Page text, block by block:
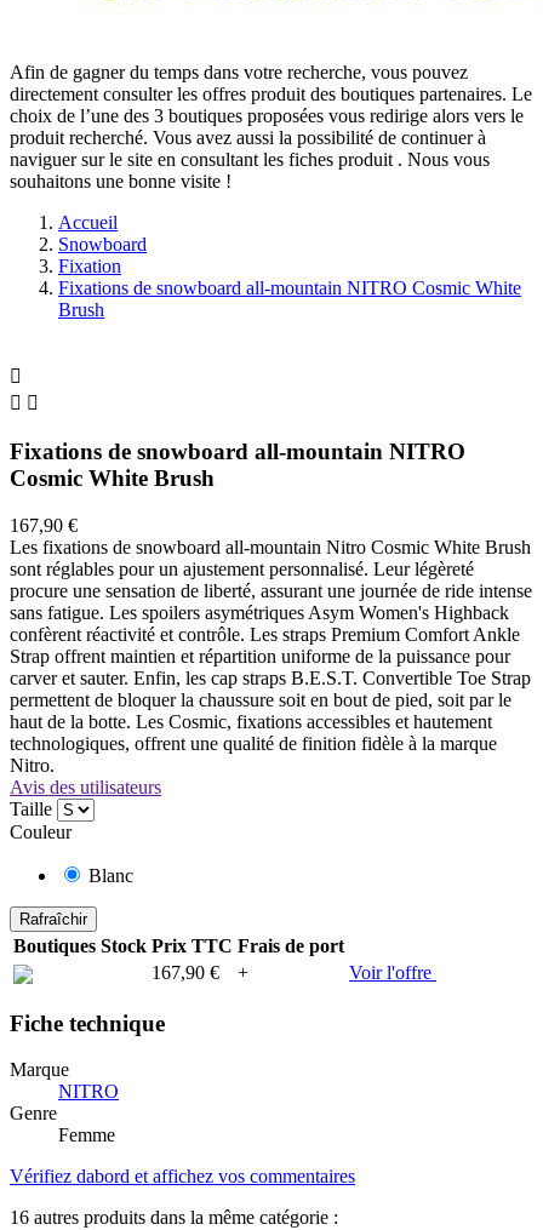
Afin de gagner du temps dans votre recherche, vous pouvez
directement consulter les offres produit des boutiques partenaires. Le
choix de l’une des 3 boutiques proposées vous redirige alors vers le
produit recherché. Vous avez aussi la possibilité de continuer à
naviguer sur le site en consultant les fiches produit . Nous vous
souhaitons une bonne visite !
Accueil
Snowboard
Fixation
Fixations de snowboard all-mountain NITRO Cosmic White
Brush

 
Fixations de snowboard all-mountain NITRO
Cosmic White Brush
167,90 €
Les fixations de snowboard all-mountain Nitro Cosmic White Brush
sont réglables pour un ajustement personnalisé. Leur légèreté
procure une sensation de liberté, assurant une journée de ride intense
sans fatigue. Les spoilers asymétriques Asym Women's Highback
confèrent réactivité et contrôle. Les straps Premium Comfort Ankle
Strap offrent maintien et répartition uniforme de la puissance pour
carver et sauter. Enfin, les cap straps B.E.S.T. Convertible Toe Strap
permettent de bloquer la chaussure soit en bout de pied, soit par le
haut de la botte. Les Cosmic, fixations accessibles et hautement
technologiques, offrent une qualité de finition fidèle à la marque
Nitro.
Avis des utilisateurs
Taille
Couleur
Blanc
Boutiques Stock Prix TTC Frais de port
167,90 €
+ Voir l'offre
Fiche technique
Marque
NITRO
Genre
Femme
Vérifiez dabord et affichez vos commentaires
16 autres produits dans la même catégorie :